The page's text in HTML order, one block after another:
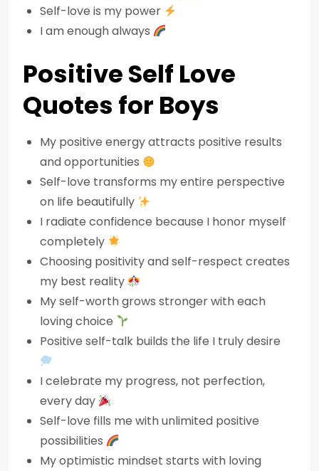
Self-love is my power
I am enough always
Positive Self Love
Quotes for Boys
My positive energy attracts positive results
and opportunities
Self-love transforms my entire perspective
on life beautifully
I radiate confidence because I honor myself
completely
Choosing positivity and self-respect creates
my best reality
My self-worth grows stronger with each
loving choice
Positive self-talk builds the life I truly desire
I celebrate my progress, not perfection,
every day
Self-love fills me with unlimited positive
possibilities
My optimistic mindset starts with loving